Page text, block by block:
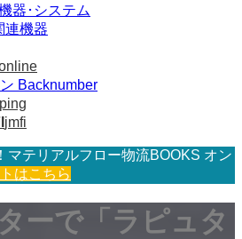
器･システム
連機器
Backnumber
jmfi
マテリアルフロー物流BOOKS オン
はこちら
ーで「ラピュタ